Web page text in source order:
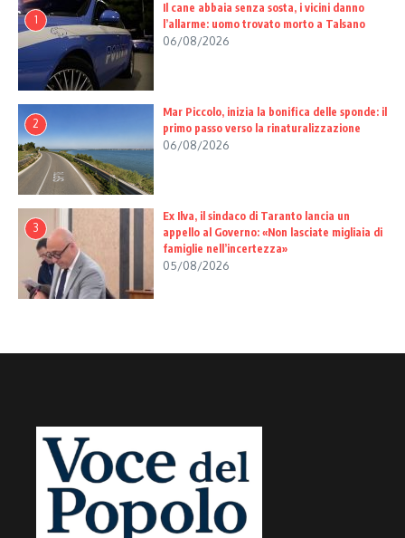
1
Il cane abbaia senza sosta, i vicini danno
l’allarme: uomo trovato morto a Talsano
06/08/2026
2
Mar Piccolo, inizia la bonifica delle sponde: il
primo passo verso la rinaturalizzazione
06/08/2026
3
Ex Ilva, il sindaco di Taranto lancia un
appello al Governo: «Non lasciate migliaia di
famiglie nell’incertezza»
05/08/2026